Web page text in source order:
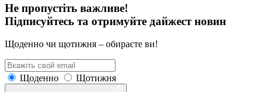
Не пропустіть важливе!
Підписуйтесь та отримуйте дайжест новин
Щоденно чи щотижня – обираєте ви!
Щоденно Щотижня